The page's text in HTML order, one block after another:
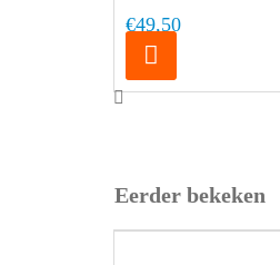
€49,50
Eerder bekeken